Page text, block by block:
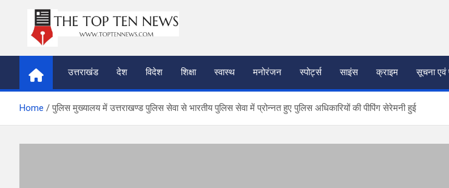
thetoptennews.com
उत्तराखंड
देश विदेश शिक्षा स्वास्थ मनोरंजन स्पोर्ट्स साइंस क्राइम सूचना एवं
Home पुलिस मुख्यालय में उत्तराखण्ड पुलिस सेवा से भारतीय पुलिस सेवा में प्रोन्नत हुए पुलिस अधिकारियों की पीपिंग सेरेमनी हुई